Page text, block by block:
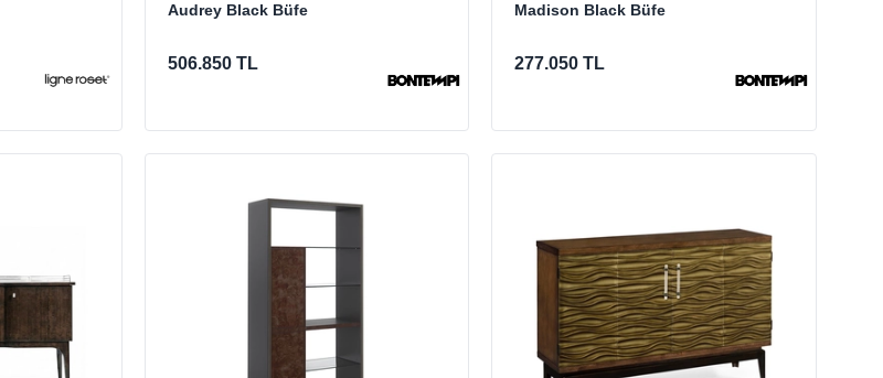
Audrey Black Büfe
506.850 TL
Madison Black Büfe
277.050 TL